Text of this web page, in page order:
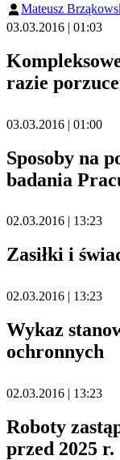
Mateusz
03.03.2016 | 01:03
razie
03.03.2016 | 01:00
Sposoby na
badania
02.03.2016 | 13:23
Zasiłki i
02.03.2016 | 13:23
Wykaz
ochronnych
02.03.2016 | 13:23
Roboty
przed 2025 r.